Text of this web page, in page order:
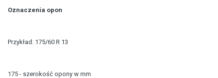
Oznaczenia opon
Przykład: 175/60 R 13
175 - szerokość opony w mm